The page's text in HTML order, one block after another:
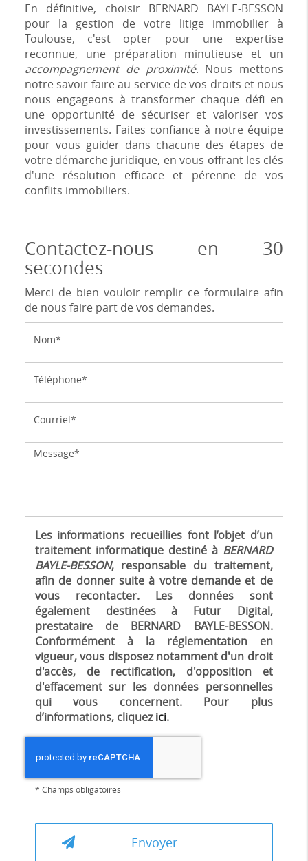
En définitive, choisir BERNARD BAYLE-BESSON
pour la gestion de votre litige immobilier à
Toulouse, c'est opter pour une expertise
reconnue, une préparation minutieuse et un
accompagnement de proximité. Nous mettons
notre savoir-faire au service de vos droits et nous
nous engageons à transformer chaque défi en
une opportunité de sécuriser et valoriser vos
investissements. Faites confiance à notre équipe
pour vous guider dans chacune des étapes de
votre démarche juridique, en vous offrant les clés
d'une résolution efficace et pérenne de vos
conflits immobiliers.
Contactez-nous en 30
secondes
Merci de bien vouloir remplir ce formulaire afin
de nous faire part de vos demandes.
Les informations recueillies font l’objet d’un
traitement informatique destiné àBERNARD
BAYLE-BESSON, responsable du traitement,
afin de donner suite à votre demande et de
vous recontacter. Les données sont
également destinées à Futur Digital,
prestataire de BERNARD BAYLE-BESSON.
Conformément à la réglementation en
vigueur, vous disposez notamment d'un droit
d'accès, de rectification, d'opposition et
d'effacement sur les données personnelles
qui vous concernent. Pour plus
d’informations, cliquezici.
* Champs obligatoires